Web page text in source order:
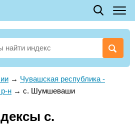
→ Чувашская республика -
н → с. Шумшеваши
с.